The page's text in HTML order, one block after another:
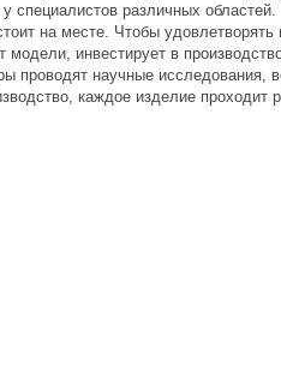
различных областей.
на месте. Чтобы удовлетворять
модели, инвестирует в
проводят научные исследования,
каждое изделие проходит